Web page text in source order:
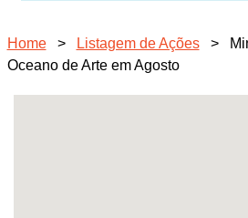
Home > Listagem de Ações >
Oceano de Arte em Agosto